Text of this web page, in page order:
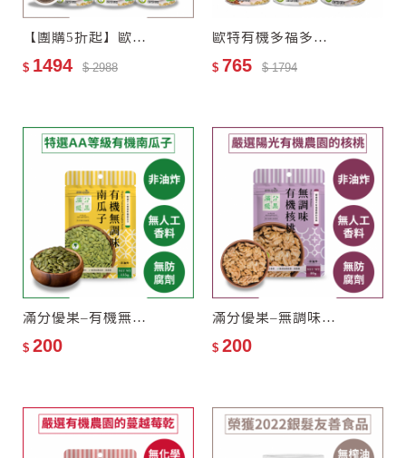
【團購5折起】歐特有機黑芝麻糊6罐
$ 1494 $ 2988
歐特有機多福多穀禮盒(任選3入)
$ 765 $ 1794
滿分優果–有機無調味南瓜子
$ 200
滿分優果–無調味有機核桃
$ 200